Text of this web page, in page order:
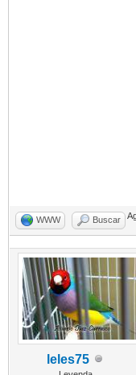
WWW Buscar
leles75